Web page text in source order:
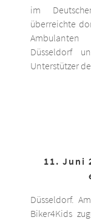
im
überreichte
Düsseldorf
Unterstützer
11. Juni
Düsseldorf.
Biker4Kids